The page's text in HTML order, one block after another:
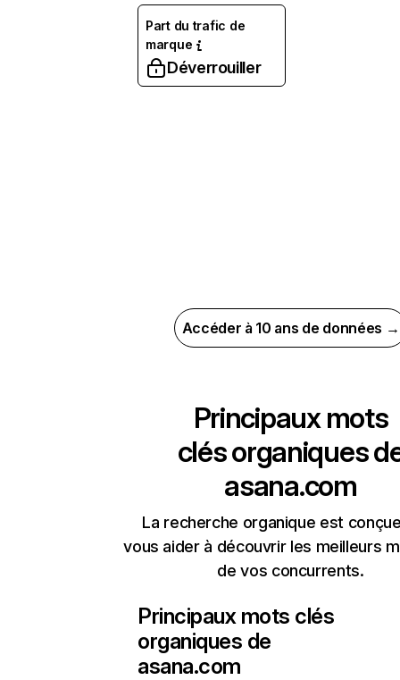
Part du trafic de
marque
Déverrouiller
Accéder à 10 ans de données →
Principaux mots
clés organiques
asana.com
La recherche organique est
vous aider à découvrir les meilleurs
de vos concurrents.
Principaux mots clés
organiques de
asana.com